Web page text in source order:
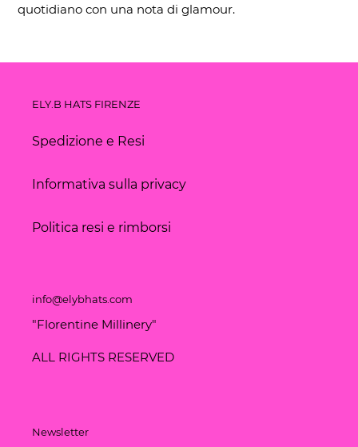
quotidiano con una nota di glamour.
ELY.B HATS FIRENZE
Spedizione e Resi
Informativa sulla privacy
Politica resi e rimborsi
info@elybhats.com
"Florentine Millinery"
ALL RIGHTS RESERVED
Newsletter